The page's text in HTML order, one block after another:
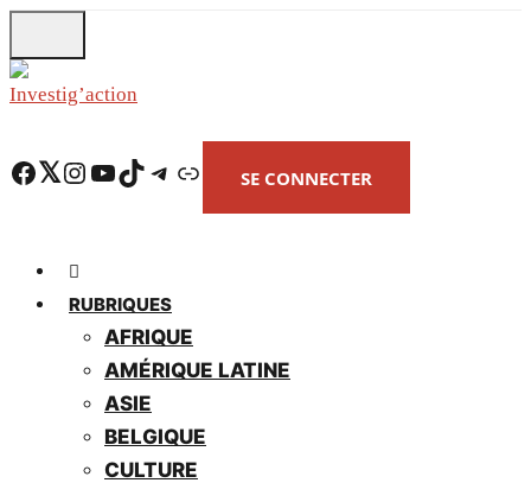
to
main
Facebook Twitter Instagram YouTube TikTok Telegram Lien SE CONNECTER
RUBRIQUES
AFRIQUE
AMÉRIQUE LATINE
ASIE
BELGIQUE
CULTURE